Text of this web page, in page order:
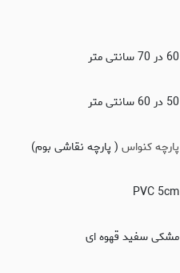
60 در 70 سانتی متر
50 در 60 سانتی متر
پارچه کنواس( پارچه نقاشی بوم)
PVC 5cm
مشکی سفید قهوه ای